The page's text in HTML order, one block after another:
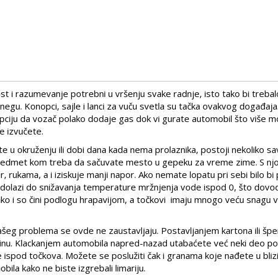
i razumevanje potrebni u vršenju svake radnje, isto tako bi
Konopci, sajle i lanci za vuču svetla su tačka ovakvog
da vozač polako dodaje gas dok vi gurate automobil što više
izvučete.
u okruženju ili dobi dana kada nema prolaznika, postoji nekoliko
kom treba da sačuvate mesto u gepeku za vreme zime. S
rukama, a i iziskuje manji napor. Ako nemate lopatu pri sebi bilo bi
do snižavanja temperature mržnjenja vode ispod 0, što
i so čini podlogu hrapavijom, a točkovi imaju mnogo veću snagu
problema se ovde ne zaustavljaju. Postavljanjem kartona ili
Klackanjem automobila napred-nazad utabaćete već neki deo
točkova. Možete se poslužiti čak i granama koje nađete u
kako ne biste izgrebali limariju.